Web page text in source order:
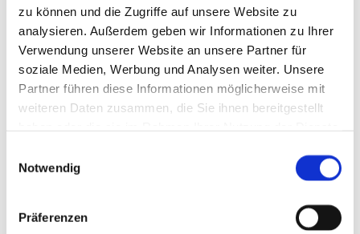
zu können und die Zugriffe auf unsere Website zu
analysieren. Außerdem geben wir Informationen zu Ihrer
Verwendung unserer Website an unsere Partner für
soziale Medien, Werbung und Analysen weiter. Unsere
Partner führen diese Informationen möglicherweise mit
weiteren Daten zusammen, die Sie ihnen bereitgestellt
Notwendig
Präferenzen